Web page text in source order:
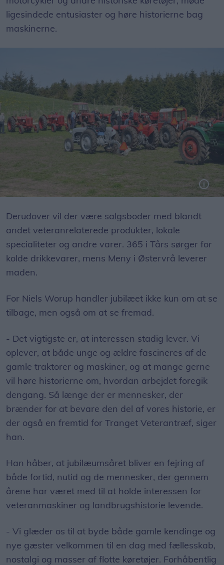
ligesindede entusiaster og høre historierne bag
maskinerne.
Derudover vil der være salgsboder med blandt
andet veteranrelaterede produkter, lokale
specialiteter og andre varer. 365 i Tårs sørger for
kolde drikkevarer, mens Meny i Østervrå leverer
maden.
For Niels Worup handler jubilæet ikke kun om at se
tilbage, men også om at se fremad.
- Det vigtigste er, at interessen stadig lever. Vi
oplever, at både unge og ældre fascineres af de
gamle traktorer og maskiner, og at mange gerne
vil høre historierne om, hvordan arbejdet foregik
dengang. Så længe der er mennesker, der
brænder for at bevare den del af vores historie, er
der også en fremtid for Tranget Veterantræf, siger
han.
Han håber, at jubilæumsåret bliver en fejring af
både fortid, nutid og de mennesker, der gennem
årene har været med til at holde interessen for
veteranmaskiner og landbrugshistorie levende.
- Vi glæder os til at byde både gamle kendinge og
nye gæster velkommen til en dag med fællesskab,
nostalgi og masser af flotte køretøjer. Forhåbentlig